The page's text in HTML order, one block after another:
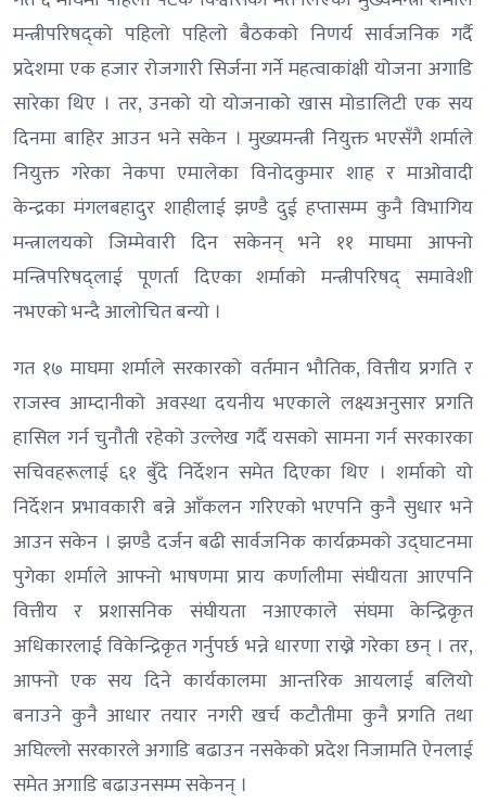
मन्त्रीपरिषद्को पहिलो पहिलो बैठकको निणर्य सार्वजनिक गर्दै
प्रदेशमा एक हजार रोजगारी सिर्जना गर्ने महत्वाकांक्षी योजना अगाडि
सारेका थिए । तर, उनको यो योजनाको खास मोडालिटी एक सय
दिनमा बाहिर आउन भने सकेन । मुख्यमन्त्री नियुक्त भएसँगै शर्माले
नियुक्त गरेका नेकपा एमालेका विनोदकुमार शाह र माओवादी
केन्द्रका मंगलबहादुर शाहीलाई झण्डै दुई हप्तासम्म कुनै विभागिय
मन्त्रालयको जिम्मेवारी दिन सकेनन् भने ११ माघमा आफ्नो
मन्त्रिपरिषद्लाई पूणर्ता दिएका शर्माको मन्त्रीपरिषद् समावेशी
नभएको भन्दै आलोचित बन्यो ।
गत १७ माघमा शर्माले सरकारको वर्तमान भौतिक, वित्तीय प्रगति र
राजस्व आम्दानीको अवस्था दयनीय भएकाले लक्ष्यअनुसार प्रगति
हासिल गर्न चुनौती रहेको उल्लेख गर्दै यसको सामना गर्न सरकारका
सचिवहरूलाई ६१ बुँदे निर्देशन समेत दिएका थिए । शर्माको यो
निर्देशन प्रभावकारी बन्ने आँकलन गरिएको भएपनि कुनै सुधार भने
आउन सकेन । झण्डै दर्जन बढी सार्वजनिक कार्यक्रमको उद्घाटनमा
पुगेका शर्माले आफ्नो भाषणमा प्राय कर्णालीमा संघीयता आएपनि
वित्तीय र प्रशासनिक संघीयता नआएकाले संघमा केन्द्रिकृत
अधिकारलाई विकेन्द्रिकृत गर्नुपर्छ भन्ने धारणा राख्ने गरेका छन् । तर,
आफ्नो एक सय दिने कार्यकालमा आन्तरिक आयलाई बलियो
बनाउने कुनै आधार तयार नगरी खर्च कटौतीमा कुनै प्रगति तथा
अघिल्लो सरकारले अगाडि बढाउन नसकेको प्रदेश निजामति ऐनलाई
समेत अगाडि बढाउनसम्म सकेनन् ।